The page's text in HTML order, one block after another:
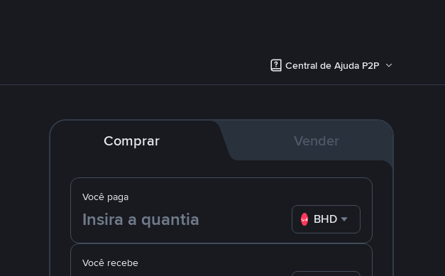
Central de Ajuda P2P
Comprar Vender
Você paga
BHD
Você recebe